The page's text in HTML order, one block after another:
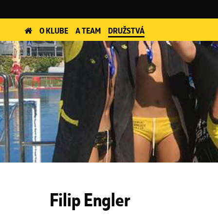
O KLUBE A TEAM DRUŽSTVÁ
Filip Engler